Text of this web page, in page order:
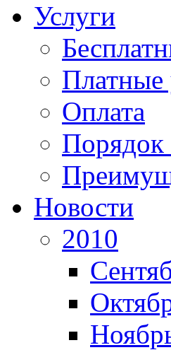
Услуги
Платные
Оплата
Порядок
Новости
2010